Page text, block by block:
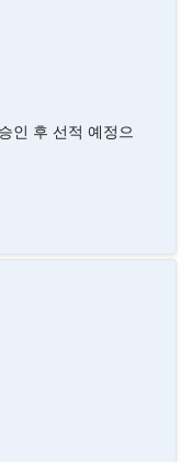
인 후 선적 예정으